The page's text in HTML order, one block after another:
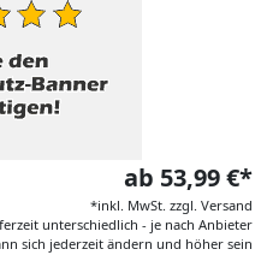
ab 53,99 €*
*inkl. MwSt. zzgl. Versand
unterschiedlich - je nach Anbieter
sich jederzeit ändern und höher sein